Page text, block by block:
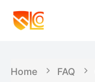
Home FAQ